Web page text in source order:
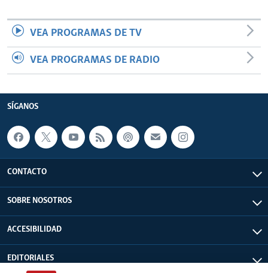
VEA PROGRAMAS DE TV
VEA PROGRAMAS DE RADIO
SÍGANOS
CONTACTO
SOBRE NOSOTROS
ACCESIBILIDAD
EDITORIALES